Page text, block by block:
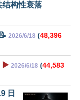
构性衰落
2026/6/18 (48,396
▶️ 2026/6/18 (44,583
日